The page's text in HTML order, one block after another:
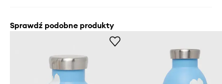
Sprawdź podobne produkty